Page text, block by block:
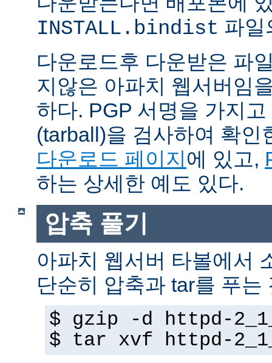
INSTALL.bindist 파일
다운로드후 다운받은 파
지않은 아파치 웹서버임
하다. PGP 서명을 가지
(tarball)을 검사하여 확인
다운로드 페이지 에 있고,
하는 상세한 예도 있다.
압축 풀기
아파치 웹서버 타볼에서
단순히 압축과 tar를 푸는
$ gzip -d httpd-
$ tar xvf httpd-